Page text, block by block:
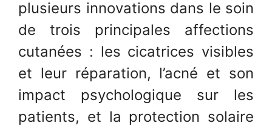
plusieurs innovations dans le soin
de trois principales affections
cutanées : les cicatrices visibles
et leur réparation, l’acné et son
impact psychologique sur les
patients, et la protection solaire